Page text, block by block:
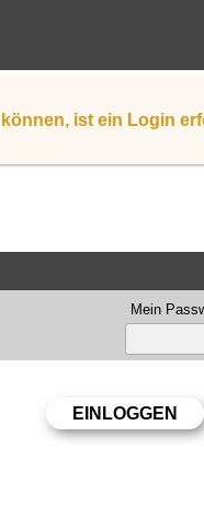
ist ein Login
Mein